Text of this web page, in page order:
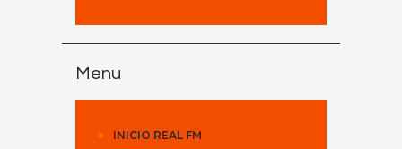
Menu
INICIO REAL FM